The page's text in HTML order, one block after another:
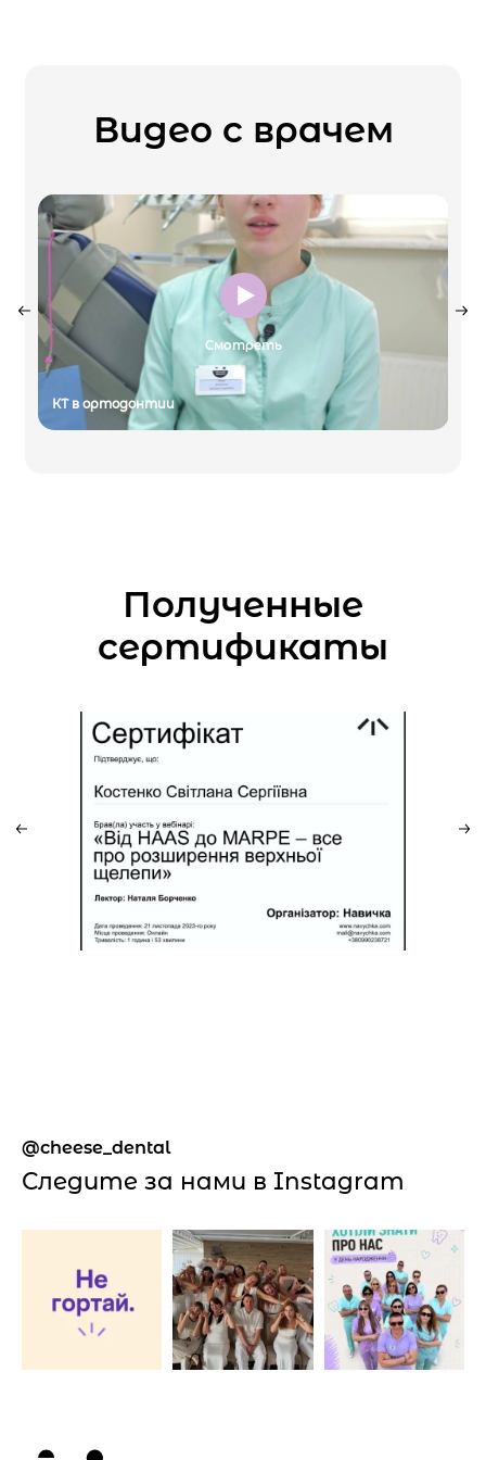
Видео с врачем
Смотреть
КТ в ортодонтии
Полученные
сертификаты
cheese_dental
Следите за нами в Instagram